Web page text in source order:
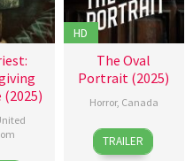
(2025)
HD
The Oval
Portrait (2025)
Horror, Canada
10
Oct
Adrian
Langley
TRAILER